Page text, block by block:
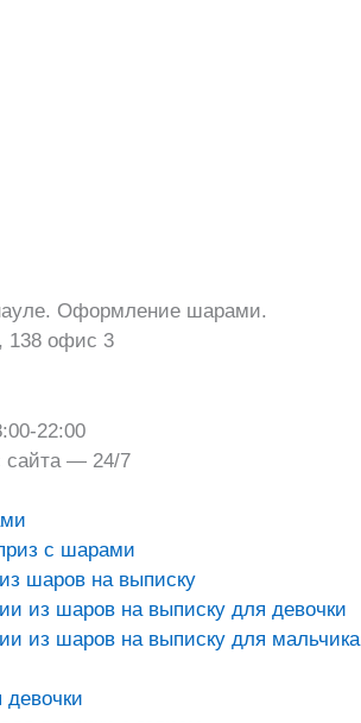
Оформление шарами.
138 офис 3
22:00
сайта — 24/7
с шарами
шаров на выписку
из шаров на выписку для девочки
из шаров на выписку для мальчика